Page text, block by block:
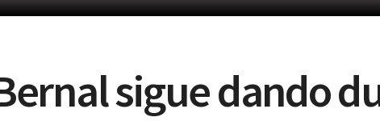
sigue dando